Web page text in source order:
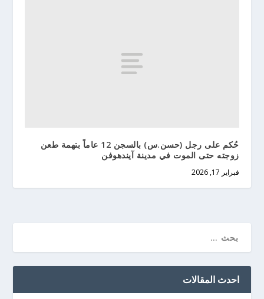
حُكم على رجل (حسن.س) بالسجن 12 عاماً بتهمة طعن
زوجته حتى الموت في مدينة آيندهوفن
فبراير 17, 2026
احدث المقالات